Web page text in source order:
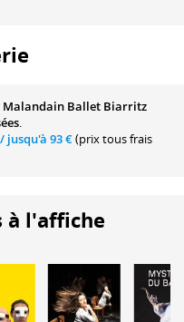
Malandain Ballet Biarritz
.
/ jusqu'à 93 €(prix tous frais
à l'affiche